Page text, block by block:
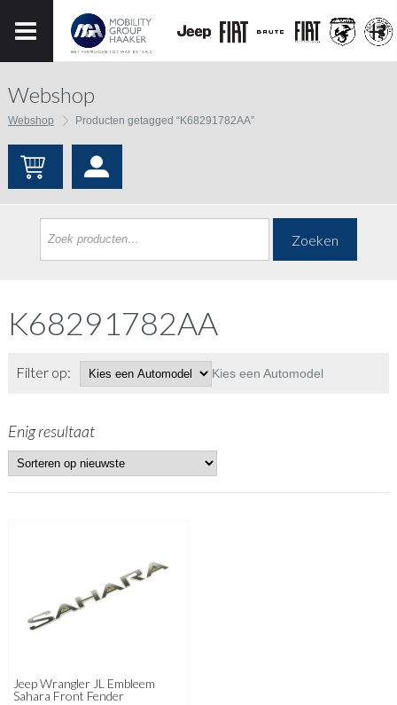
Webshop
Webshop Producten getagged “K68291782AA”
Zoeken
K68291782AA
Filter op: Kies een Automodel
Enig resultaat
Jeep Wrangler JL Embleem
Sahara Front Fender